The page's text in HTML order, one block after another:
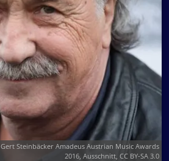
Gert Steinbäcker Amadeus Austrian Music Awards
2016, Ausschnitt, CC BY-SA 3.0